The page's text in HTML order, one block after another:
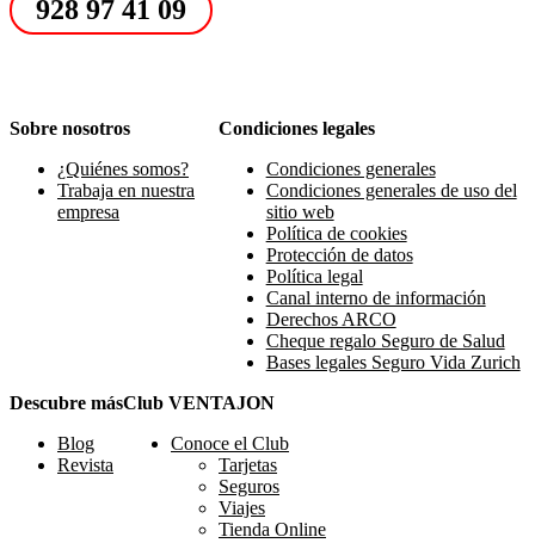
928 97 41 09
Sobre nosotros
¿Quiénes somos?
Trabaja en nuestra
empresa
Condiciones legales
Condiciones generales
Condiciones generales de uso del
sitio web
Política de cookies
Protección de datos
Política legal
Canal interno de información
Derechos ARCO
Cheque regalo Seguro de Salud
Bases legales Seguro Vida Zurich
Descubre más
Blog
Revista
Club VENTAJON
Conoce el Club
Tarjetas
Seguros
Viajes
Tienda Online